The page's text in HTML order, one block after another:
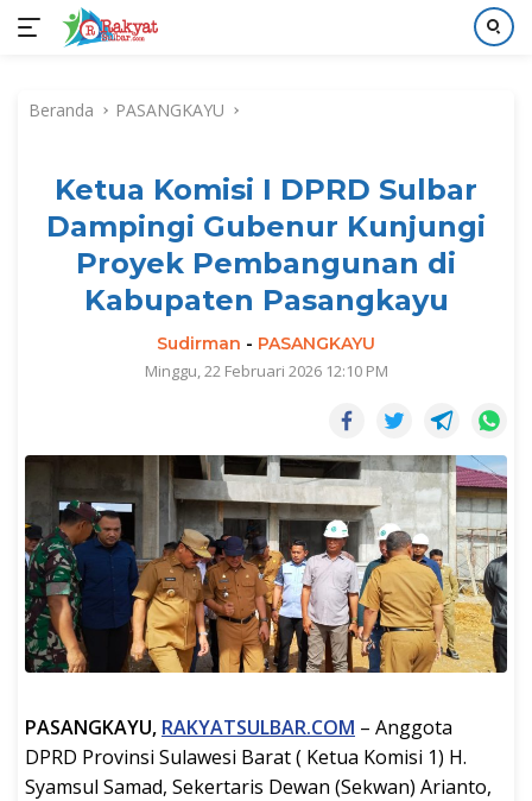
kontenBeranda PASANGKAYU
Ketua Komisi I DPRD Sulbar
Dampingi Gubenur Kunjungi
Proyek Pembangunan di
Kabupaten Pasangkayu
Sudirman - PASANGKAYU
Minggu, 22 Februari 2026 12:10 PM
PASANGKAYU, RAKYATSULBAR.COM – Anggota
DPRD Provinsi Sulawesi Barat ( Ketua Komisi 1) H.
Syamsul Samad, Sekertaris Dewan (Sekwan) Arianto,